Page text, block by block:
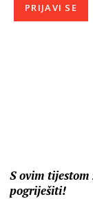
PRIJAVI SE
S ovim tijestom
pogriješiti!